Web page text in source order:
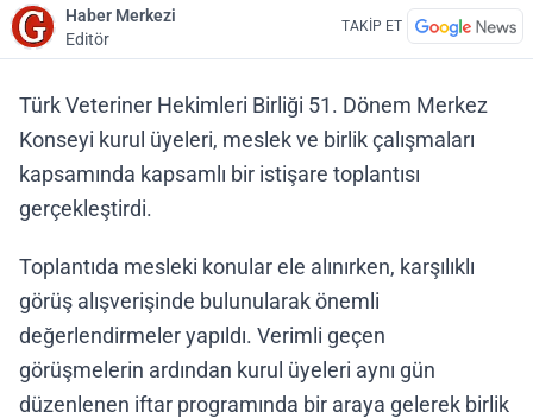
Haber Merkezi
Editör
TAKİP ET
Türk Veteriner Hekimleri Birliği 51. Dönem Merkez
Konseyi kurul üyeleri, meslek ve birlik çalışmaları
kapsamında kapsamlı bir istişare toplantısı
gerçekleştirdi.
Toplantıda mesleki konular ele alınırken, karşılıklı
görüş alışverişinde bulunularak önemli
değerlendirmeler yapıldı. Verimli geçen
görüşmelerin ardından kurul üyeleri aynı gün
düzenlenen iftar programında bir araya gelerek birlik